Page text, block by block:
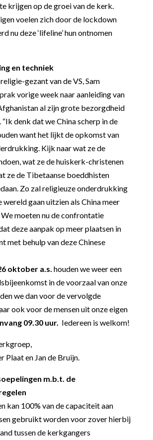
krijgen op de groei van de kerk.
voelen zich door de lockdown
nu deze ‘lifeline’ hun ontnomen
en techniek
gezant van de VS, Sam
vorige week naar aanleiding van
al zijn grote bezorgdheid
“Ik denk dat we China scherp in de
want het lijkt de opkomst van
Kijk naar wat ze de
wat ze de huiskerk-christenen
ze de Tibetaanse boeddhisten
Zo zal religieuze onderdrukking
wereld gaan uitzien als China meer
moeten nu de confrontatie
deze aanpak op meer plaatsen in
met behulp van deze Chinese
oktober a.s. houden we weer een
in de voorzaal van onze
we dan voor de vervolgde
ook voor de mensen uit onze eigen
09.30 uur. Iedereen is welkom!
Plaat en Jan de Bruijn.
m.b.t. de
kan 100% van de capaciteit aan
gebruikt worden voor zover hierbij
tussen de kerkgangers